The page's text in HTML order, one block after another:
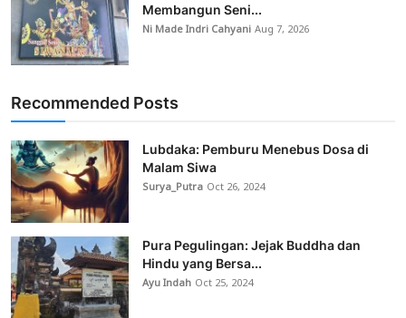
Membangun Seni...
Ni Made Indri CahyaniAug 7, 2026
Recommended Posts
Lubdaka: Pemburu Menebus Dosa di
Malam Siwa
Surya_Putra Oct 26, 2024
Pura Pegulingan: Jejak Buddha dan
Hindu yang Bersa...
Ayu Indah Oct 25, 2024